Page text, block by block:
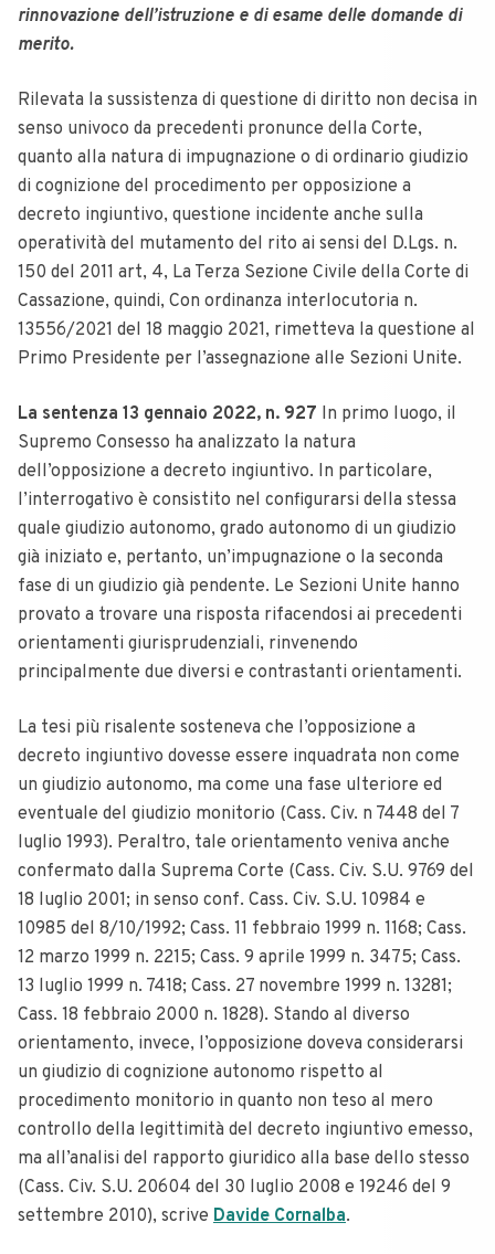
rinnovazione dell’istruzione e di esame delle domande di
merito.
Rilevata la sussistenza di questione di diritto non decisa in
senso univoco da precedenti pronunce della Corte,
quanto alla natura di impugnazione o di ordinario giudizio
di cognizione del procedimento per opposizione a
decreto ingiuntivo, questione incidente anche sulla
operatività del mutamento del rito ai sensi del D.Lgs. n.
150 del 2011 art, 4, La Terza Sezione Civile della Corte di
Cassazione, quindi, Con ordinanza interlocutoria n.
13556/2021 del 18 maggio 2021, rimetteva la questione al
Primo Presidente per l’assegnazione alle Sezioni Unite.
La sentenza 13 gennaio 2022, n. 927 In primo luogo, il
Supremo Consesso ha analizzato la natura
dell’opposizione a decreto ingiuntivo. In particolare,
l’interrogativo è consistito nel configurarsi della stessa
quale giudizio autonomo, grado autonomo di un giudizio
già iniziato e, pertanto, un’impugnazione o la seconda
fase di un giudizio già pendente. Le Sezioni Unite hanno
provato a trovare una risposta rifacendosi ai precedenti
orientamenti giurisprudenziali, rinvenendo
principalmente due diversi e contrastanti orientamenti.
La tesi più risalente sosteneva che l’opposizione a
decreto ingiuntivo dovesse essere inquadrata non come
un giudizio autonomo, ma come una fase ulteriore ed
eventuale del giudizio monitorio (Cass. Civ. n 7448 del 7
luglio 1993). Peraltro, tale orientamento veniva anche
confermato dalla Suprema Corte (Cass. Civ. S.U. 9769 del
18 luglio 2001; in senso conf. Cass. Civ. S.U. 10984 e
10985 del 8/10/1992; Cass. 11 febbraio 1999 n. 1168; Cass.
12 marzo 1999 n. 2215; Cass. 9 aprile 1999 n. 3475; Cass.
13 luglio 1999 n. 7418; Cass. 27 novembre 1999 n. 13281;
Cass. 18 febbraio 2000 n. 1828). Stando al diverso
orientamento, invece, l’opposizione doveva considerarsi
un giudizio di cognizione autonomo rispetto al
procedimento monitorio in quanto non teso al mero
controllo della legittimità del decreto ingiuntivo emesso,
ma all’analisi del rapporto giuridico alla base dello stesso
(Cass. Civ. S.U. 20604 del 30 luglio 2008 e 19246 del 9
settembre 2010), scrive Davide Cornalba.